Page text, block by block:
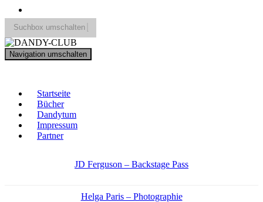
Suchbox umschalten
Search
for:
Navigation umschalten
Startseite
Bücher
Dandytum
Impressum
Partner
JD Ferguson – Backstage Pass
Helga Paris – Photographie